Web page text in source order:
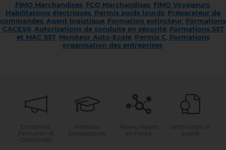
FIMO Marchandises, FCO Marchandises, FIMO Voyageurs,
Habilitations électriques, Permis poids lourds, Préparateur de
commandes, Agent logistique, Formation extincteur, Formations
CACES®, Autorisations de conduite en sécurité, Formations SST
et MAC SST, Moniteur Auto-Ecole, Permis C, Formations
organisation des entreprises.
Entreprises,
Particuliers et
Collectivités
Méthodes
pédagogiques
Réseau experts
en France
Certifications et
qualité